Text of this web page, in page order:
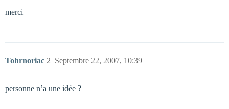
merci
Tohrnoriac Septembre 22, 2007, 10:39
2
personne n’a une idée ?